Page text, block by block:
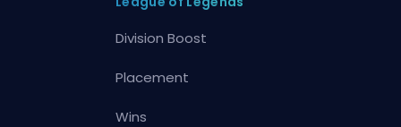
Division Boost
Placement
Wins